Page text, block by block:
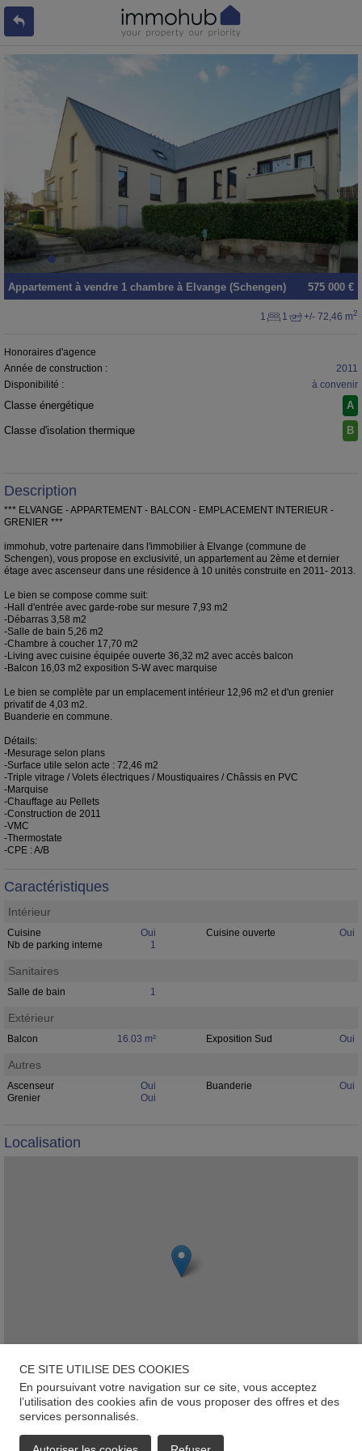
575 000 €
Appartement à vendre 1 chambre à Elvange (Schengen)
1 1 +/- 72,46 m2
Honoraires d'agence
Année de construction :
2011
Disponibilité :
à convenir
Classe énergétique A
Classe d'isolation thermique B
Description
*** ELVANGE - APPARTEMENT - BALCON - EMPLACEMENT INTERIEUR -
GRENIER ***
immohub, votre partenaire dans l'immobilier à Elvange (commune de
Schengen), vous propose en exclusivité, un appartement au 2ème et dernier
étage avec ascenseur dans une résidence à 10 unités construite en 2011- 2013.
Le bien se compose comme suit:
-Hall d'entrée avec garde-robe sur mesure 7,93 m2
-Débarras 3,58 m2
-Salle de bain 5,26 m2
-Chambre à coucher 17,70 m2
-Living avec cuisine équipée ouverte 36,32 m2 avec accès balcon
-Balcon 16,03 m2 exposition S-W avec marquise
Le bien se complète par un emplacement intérieur 12,96 m2 et d'un grenier
privatif de 4,03 m2.
Buanderie en commune.
Détails:
-Mesurage selon plans
-Surface utile selon acte : 72,46 m2
-Triple vitrage / Volets électriques / Moustiquaires / Châssis en PVC
-Marquise
-Chauffage au Pellets
-Construction de 2011
-VMC
-Thermostate
-CPE : A/B
Caractéristiques
Intérieur
Cuisine Oui Cuisine ouverte
Oui
Nb de parking interne
1
Sanitaires
Salle de bain 1
Extérieur
Balcon 16.03 m² Exposition Sud Oui
Autres
Ascenseur Oui Buanderie
Oui
Grenier
Oui
Localisation
A Frantzen, L-5692, Elvange (Schengen)
CE SITE UTILISE DES COOKIES
En poursuivant votre navigation sur ce site, vous acceptez
l’utilisation des cookies afin de vous proposer des offres et des
services personnalisés.